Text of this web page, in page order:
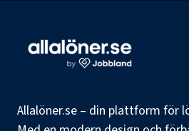
Allalöner.se – din plattform för